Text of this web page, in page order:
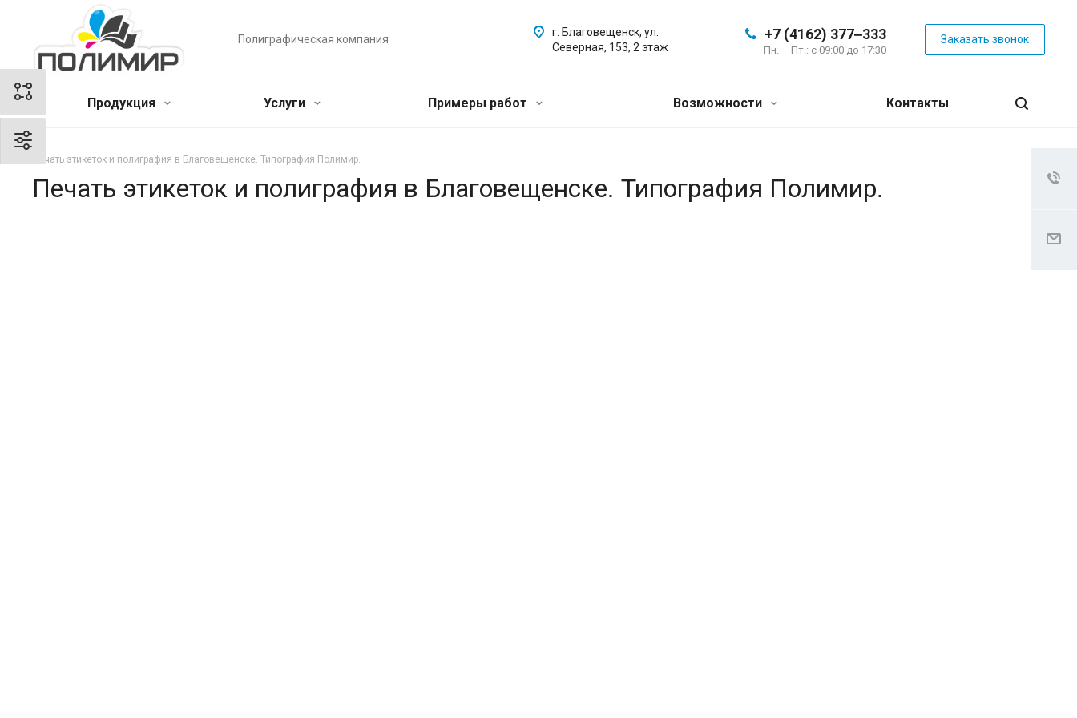
Полиграфическая компания +7 (4162) 377‒333
Пн. – Пт.: с 09:00 до 17:30
Заказать звонок
г. Благовещенск, ул.
Северная, 153, 2 этаж
Продукция Услуги Примеры работ Возможности Контакты
Печать этикеток и полиграфия в Благовещенске. Типография Полимир.
Печать этикеток и полиграфия в Благовещенске. Типография Полимир.